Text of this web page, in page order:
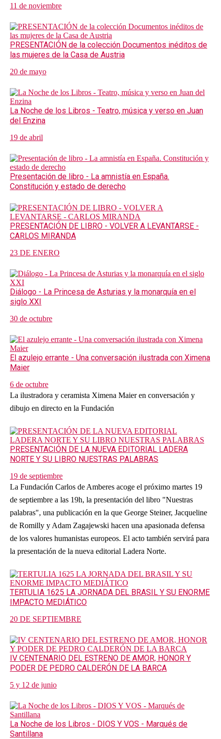
11 de noviembre
PRESENTACIÓN de la colección Documentos inéditos de
las mujeres de la Casa de Austria
20 de mayo
La Noche de los Libros - Teatro, música y verso en Juan
del Enzina
19 de abril
Presentación de libro - La amnistía en España.
Constitución y estado de derecho
PRESENTACIÓN DE LIBRO - VOLVER A LEVANTARSE -
CARLOS MIRANDA
23 DE ENERO
Diálogo - La Princesa de Asturias y la monarquía en el
siglo XXI
30 de octubre
El azulejo errante - Una conversación ilustrada con Ximena
Maier
6 de octubre
La ilustradora y ceramista Ximena Maier en conversación y
dibujo en directo en la Fundación
PRESENTACIÓN DE LA NUEVA EDITORIAL LADERA
NORTE Y SU LIBRO NUESTRAS PALABRAS
19 de septiembre
La Fundación Carlos de Amberes acoge el próximo martes 19
de septiembre a las 19h, la presentación del libro "Nuestras
palabras", una publicación en la que George Steiner, Jacqueline
de Romilly y Adam Zagajewski hacen una apasionada defensa
de los valores humanistas europeos. El acto también servirá para
la presentación de la nueva editorial Ladera Norte.
TERTULIA 1625 LA JORNADA DEL BRASIL Y SU ENORME
IMPACTO MEDIÁTICO
20 DE SEPTIEMBRE
IV CENTENARIO DEL ESTRENO DE AMOR, HONOR Y
PODER DE PEDRO CALDERÓN DE LA BARCA
5 y 12 de junio
La Noche de los Libros - DIOS Y VOS - Marqués de
Santillana